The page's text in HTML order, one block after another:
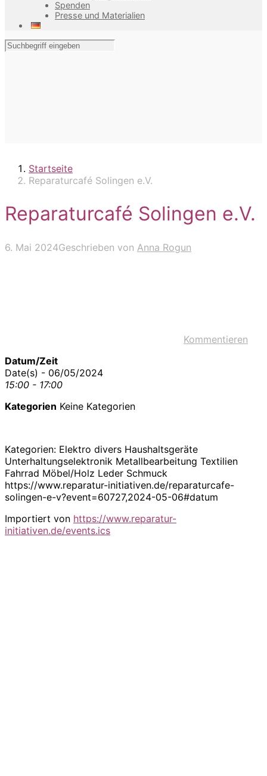
Spenden
Presse und Materialien
Startseite
Reparaturcafé Solingen e.V.
Reparaturcafé Solingen e.V.
6. Mai 2024Geschrieben von Anna Rogun
Kommentieren
Datum/Zeit
Date(s) - 06/05/2024
15:00 - 17:00
Kategorien Keine Kategorien
Kategorien: Elektro divers Haushaltsgeräte
Unterhaltungselektronik Metallbearbeitung Textilien
Fahrrad Möbel/Holz Leder Schmuck
https://www.reparatur-initiativen.de/reparaturcafe-
solingen-e-v?event=60727,2024-05-06#datum
Importiert von https://www.reparatur-
initiativen.de/events.ics